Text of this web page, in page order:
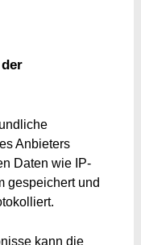
Anbieters
Daten wie IP-
gespeichert und
kann die